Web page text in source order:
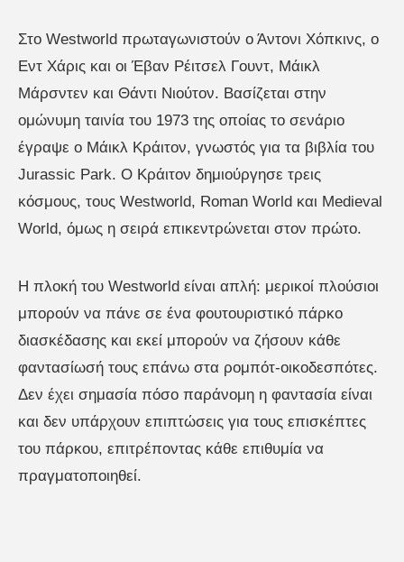
Στο Westworld πρωταγωνιστούν ο Άντονι Χόπκινς, ο
Εντ Χάρις και οι Έβαν Ρέιτσελ Γουντ, Μάικλ
Μάρσντεν και Θάντι Νιούτον. Βασίζεται στην
ομώνυμη ταινία του 1973 της οποίας το σενάριο
έγραψε ο Μάικλ Κράιτον, γνωστός για τα βιβλία του
Jurassic Park. Ο Κράιτον δημιούργησε τρεις
κόσμους, τους Westworld, Roman World και Medieval
World, όμως η σειρά επικεντρώνεται στον πρώτο.
Η πλοκή του Westworld είναι απλή: μερικοί πλούσιοι
μπορούν να πάνε σε ένα φουτουριστικό πάρκο
διασκέδασης και εκεί μπορούν να ζήσουν κάθε
φαντασίωσή τους επάνω στα ρομπότ-οικοδεσπότες.
Δεν έχει σημασία πόσο παράνομη η φαντασία είναι
και δεν υπάρχουν επιπτώσεις για τους επισκέπτες
του πάρκου, επιτρέποντας κάθε επιθυμία να
πραγματοποιηθεί.